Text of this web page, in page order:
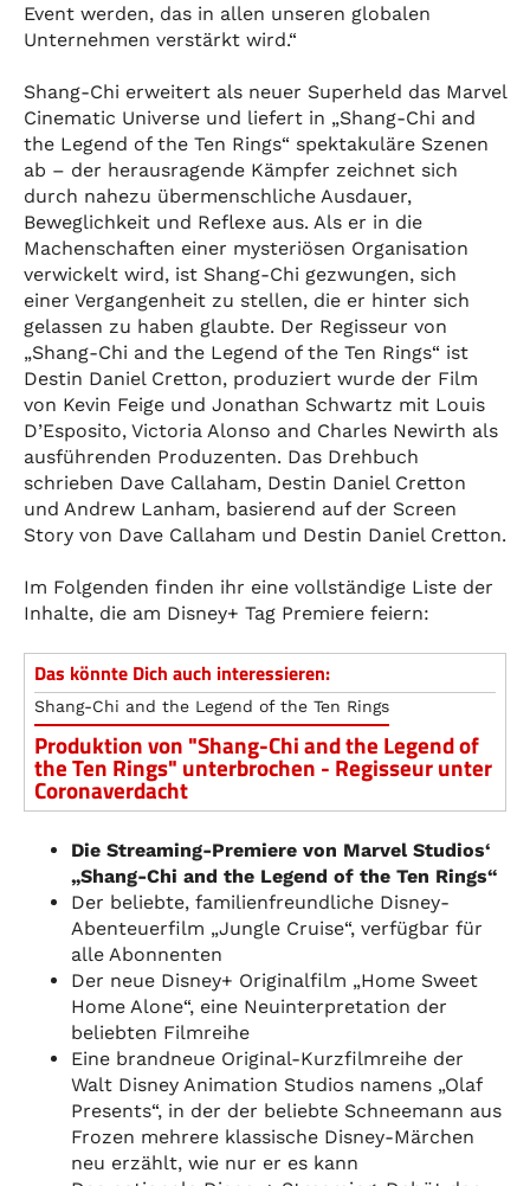
Event werden, das in allen unseren globalen
Unternehmen verstärkt wird.“
Shang-Chi erweitert als neuer Superheld das Marvel
Cinematic Universe und liefert in „Shang-Chi and
the Legend of the Ten Rings“ spektakuläre Szenen
ab – der herausragende Kämpfer zeichnet sich
durch nahezu übermenschliche Ausdauer,
Beweglichkeit und Reflexe aus. Als er in die
Machenschaften einer mysteriösen Organisation
verwickelt wird, ist Shang-Chi gezwungen, sich
einer Vergangenheit zu stellen, die er hinter sich
gelassen zu haben glaubte. Der Regisseur von
„Shang-Chi and the Legend of the Ten Rings“ ist
Destin Daniel Cretton, produziert wurde der Film
von Kevin Feige und Jonathan Schwartz mit Louis
D’Esposito, Victoria Alonso and Charles Newirth als
ausführenden Produzenten. Das Drehbuch
schrieben Dave Callaham, Destin Daniel Cretton
und Andrew Lanham, basierend auf der Screen
Story von Dave Callaham und Destin Daniel Cretton.
Im Folgenden finden ihr eine vollständige Liste der
Inhalte, die am Disney+ Tag Premiere feiern:
Das könnte Dich auch interessieren:
Shang-Chi and the Legend of the Ten Rings
Produktion von "Shang-Chi and the Legend of
the Ten Rings" unterbrochen - Regisseur unter
Coronaverdacht
Die Streaming-Premiere von Marvel Studios‘
„Shang-Chi and the Legend of the Ten Rings“
Der beliebte, familienfreundliche Disney-
Abenteuerfilm „Jungle Cruise“, verfügbar für
alle Abonnenten
Der neue Disney+ Originalfilm „Home Sweet
Home Alone“, eine Neuinterpretation der
beliebten Filmreihe
Eine brandneue Original-Kurzfilmreihe der
Walt Disney Animation Studios namens „Olaf
Presents“, in der der beliebte Schneemann aus
Frozen mehrere klassische Disney-Märchen
neu erzählt, wie nur er es kann